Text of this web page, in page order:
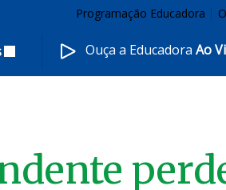
Programação Educadora
Ouça a EducadoraAo